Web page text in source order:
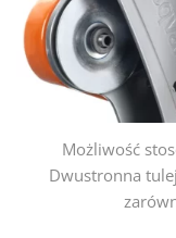
Możliwość
Dwustronna